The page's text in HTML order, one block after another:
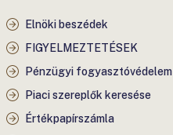
Elnöki beszédek
FIGYELMEZTETÉSEK
Pénzügyi fogyasztóvédelem
Piaci szereplők keresése
Értékpapírszámla